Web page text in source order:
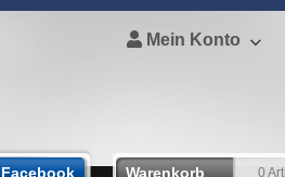
Mein Konto
Facebook Warenkorb 0